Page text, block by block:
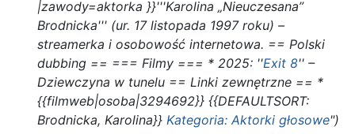
|zawody=aktorka }}'''Karolina „Nieuczesana”
Brodnicka''' (ur. 17 listopada 1997 roku) –
streamerka i osobowość internetowa. == Polski
dubbing == === Filmy === * 2025: ''Exit 8'' –
Dziewczyna w tunelu == Linki zewnętrzne == *
{{filmweb|osoba|3294692}} {{DEFAULTSORT:
Brodnicka, Karolina}} Kategoria: Aktorki głosowe"